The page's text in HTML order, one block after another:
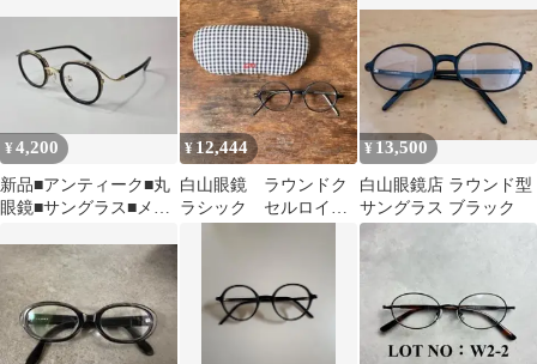
プ アンティーク レ
トロ シルバー ブラ
ック メンズ レディ
ース ユニセックス
J-1
¥4,200
新品■アンティーク■丸
眼鏡■サングラス■メガ
ゴールドC
¥12,444
白山眼鏡 ラウンドク
ラシック セルロイ
¥13,500
白山眼鏡店 ラウンド型
サングラス ブラック